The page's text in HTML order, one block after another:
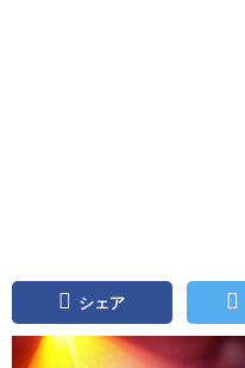
シェア